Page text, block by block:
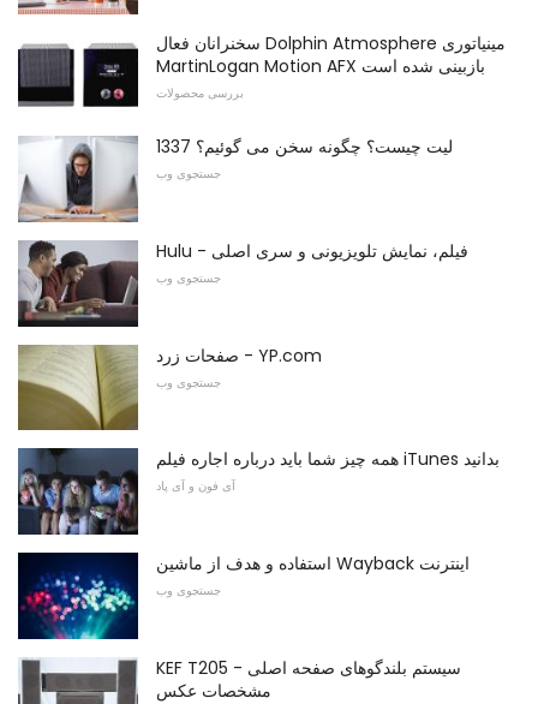
سخنرانان فعال Dolphin Atmosphere مینیاتوری
MartinLogan Motion AFX بازبینی شده است
بررسی محصولات
1337 لیت چیست؟ چگونه سخن می گوئیم؟
جستجوی وب
Hulu - فیلم، نمایش تلویزیونی و سری اصلی
جستجوی وب
صفحات زرد - YP.com
جستجوی وب
همه چیز شما باید درباره اجاره فیلم iTunes بدانید
آی فون و آی پاد
استفاده و هدف از ماشین Wayback اینترنت
جستجوی وب
KEF T205 سیستم بلندگوهای صفحه اصلی -
مشخصات عکس